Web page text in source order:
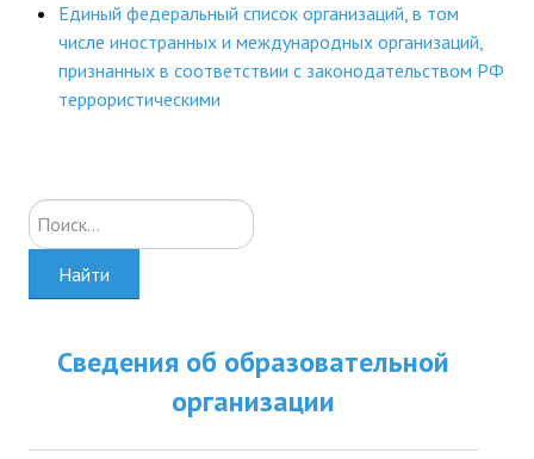
Единый федеральный список организаций, в том
числе иностранных и международных организаций,
признанных в соответствии с законодательством РФ
террористическими
Искать...
Найти
Сведения об образовательной
организации